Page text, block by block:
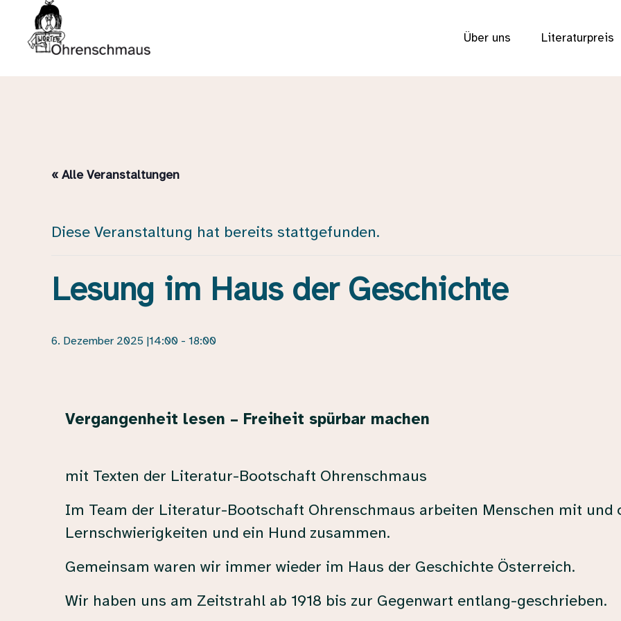
Über uns Literaturpreis
« Alle Veranstaltungen
Diese Veranstaltung hat bereits stattgefunden.
Lesung im Haus der Geschichte
6. Dezember 2025 |14:00- 18:00
Vergangenheit lesen – Freiheit spürbar machen
mit Texten der Literatur-Bootschaft Ohrenschmaus
Im Team der Literatur-Bootschaft Ohrenschmaus arbeiten Menschen mit und
Lernschwierigkeiten und ein Hund zusammen.
Gemeinsam waren wir immer wieder im Haus der Geschichte Österreich.
Wir haben uns am Zeitstrahl ab 1918 bis zur Gegenwart entlang-geschrieben.